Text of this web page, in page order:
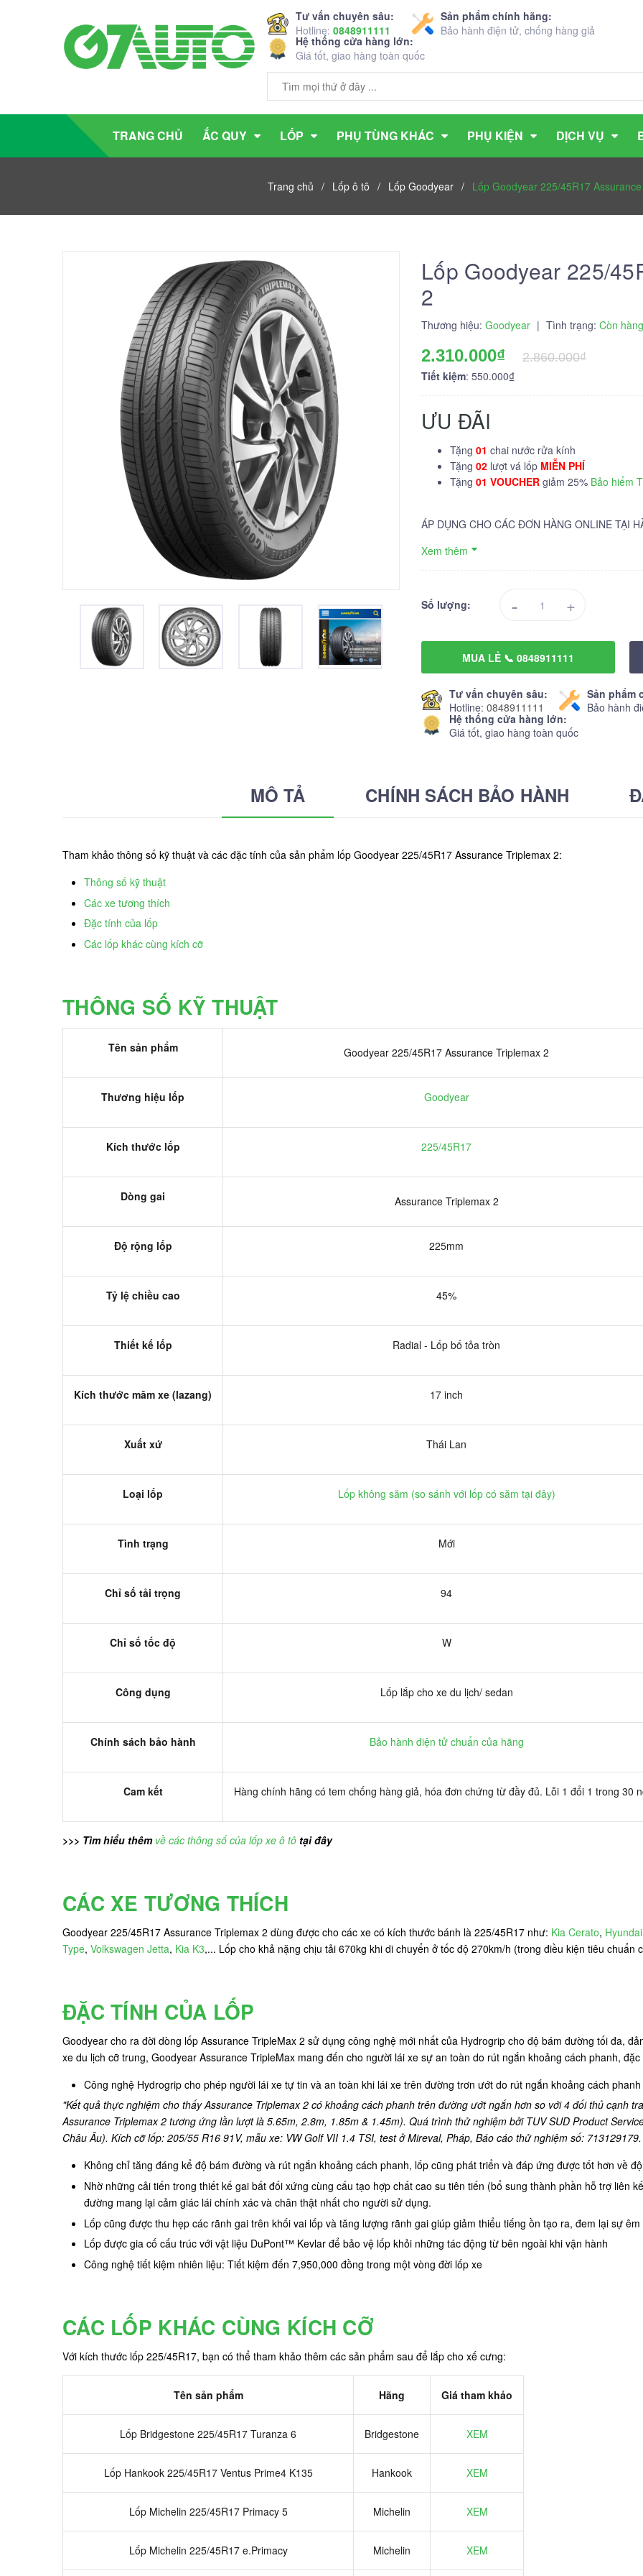
Tư vấn chuyên sâu:
Hotline: 0848911111
Sản phẩm chính hãng:
Bảo hành điện tử, chống hàng giả
Hệ thống cửa hàng lớn:
Giá tốt, giao hàng toàn quốc
TRANG CHỦ ẮC QUY LỐP PHỤ TÙNG KHÁC PHỤ KIỆN DỊCH VỤ
Trang chủ / Lốp ô tô / Lốp Goodyear / Lốp Goodyear 225/45R17
Lốp Goodyear 225/
2
Thương hiệu: Goodyear | Tình trạng: Còn hàng
2.310.000₫
2.860.000₫
Tiết kiệm: 550.000₫
ƯU ĐÃI
Tặng 01 chai nước rửa kính
Tặng 02 lượt vá lốp MIỄN PHÍ
Tặng 01 VOUCHER giảm 25% Bảo hiểm
ÁP DỤNG CHO CÁC ĐƠN HÀNG ONLINE TẠI
Xem thêm
Số lượng: - +
MUA LẺ 📞 0848911111
Tư vấn chuyên sâu:
Hotline: 0848911111
Sản phẩm
Bảo hành
Hệ thống cửa hàng lớn:
Giá tốt, giao hàng toàn quốc
MÔ TẢ CHÍNH SÁCH BẢO HÀNH
Tham khảo thông số kỹ thuật và các đặc tính của sản phẩm lốp Goodyear 225/45R17 Assurance Triplemax 2:
Thông số kỹ thuật
Các xe tương thích
Đặc tính của lốp
Các lốp khác cùng kích cỡ
THÔNG SỐ KỸ THUẬT
Tên sản phẩm Goodyear 225/45R17 Assurance Triplemax 2
Thương hiệu lốp Goodyear
Kích thước lốp 225/45R17
Dòng gai Assurance Triplemax 2
Độ rộng lốp 225mm
Tỷ lệ chiều cao 45%
Thiết kế lốp Radial - Lốp bố tỏa tròn
Kích thước mâm xe (lazang) 17 inch
Xuất xứ Thái Lan
Loại lốp Lốp không săm (so sánh với lốp có săm tại đây)
Tình trạng Mới
Chỉ số tải trọng 94
Chỉ số tốc độ W
Công dụng Lốp lắp cho xe du lịch/ sedan
Chính sách bảo hành Bảo hành điện tử chuẩn của hãng
Cam kết Hàng chính hãng có tem chống hàng giả, hóa đơn chứng từ đầy đủ. Lỗi 1 đổi 1 trong 30
>>> Tìm hiểu thêm về các thông số của lốp xe ô tô tại đây
CÁC XE TƯƠNG THÍCH
Goodyear 225/45R17 Assurance Triplemax 2 dùng được cho các xe có kích thước bánh là 225/45R17 như: Kia Cerato,
Type, Volkswagen Jetta, Kia K3,... Lốp cho khả nặng chịu tải 670kg khi di chuyển ở tốc độ 270km/h (trong điều kiện tiêu chuẩn
ĐẶC TÍNH CỦA LỐP
Goodyear cho ra đời dòng lốp Assurance TripleMax 2 sử dụng công nghệ mới nhất của Hydrogrip cho độ bám đường tối đa,
xe du lịch cỡ trung, Goodyear Assurance TripleMax mang đến cho người lái xe sự an toàn do rút ngắn khoảng cách phanh,
Công nghệ Hydrogrip cho phép người lái xe tự tin và an toàn khi lái xe trên đường trơn ướt do rút ngắn khoảng cách
"Kết quả thực nghiệm cho thấy Assurance Triplemax 2 có khoảng cách phanh trên đường ướt ngắn hơn so với 4 đối thủ cạnh
Assurance Triplemax 2 tương ứng lần lượt là 5.65m, 2.8m, 1.85m & 1.45m). Quá trình thử nghiệm bởi TUV SUD Product
Châu Âu). Kích cỡ lốp: 205/55 R16 91V, mẫu xe: VW Golf VII 1.4 TSI, test ở Mireval, Pháp, Báo cáo thử nghiệm số: 713129179.
Không chỉ tăng đáng kể độ bám đường và rút ngắn khoảng cách phanh, lốp cũng phát triển và đáp ứng được tốt hơn về
Nhờ những cải tiến trong thiết kế gai bất đối xứng cùng cấu tạo hợp chất cao su tiên tiến (bổ sung thành phần hỗ trợ liên
đường mang lại cảm giác lái chính xác và chân thật nhất cho người sử dụng.
Lốp cũng được thu hẹp các rãnh gai trên khối vai lốp và tăng lượng rãnh gai giúp giảm thiểu tiếng ồn tạo ra, đem lại sự
Lốp được gia cố cấu trúc với vật liệu DuPont™ Kevlar để bảo vệ lốp khỏi những tác động từ bên ngoài khi vận hành
Công nghệ tiết kiệm nhiên liệu: Tiết kiệm đến 7,950,000 đồng trong một vòng đời lốp xe
CÁC LỐP KHÁC CÙNG KÍCH CỠ
Với kích thước lốp 225/45R17, bạn có thể tham khảo thêm các sản phẩm sau để lắp cho xế cưng:
Tên sản phẩm Hãng Giá tham khảo
Lốp Bridgestone 225/45R17 Turanza 6 Bridgestone XEM
Lốp Hankook 225/45R17 Ventus Prime4 K135 Hankook XEM
Lốp Michelin 225/45R17 Primacy 5 Michelin XEM
Lốp Michelin 225/45R17 e.Primacy Michelin XEM